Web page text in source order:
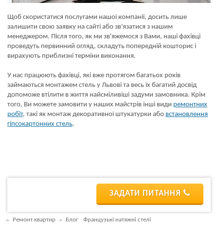
Щоб скористатися послугами нашої компанії, досить лише
залишити свою заявку на сайті або зв'язатися з нашим
менеджером. Після того, як ми зв'яжемося з Вами, наші фахівці
проведуть первинний огляд, складуть попередній кошторис і
вирахують приблизні терміни виконання.
У нас працюють фахівці, які вже протягом багатьох років
займаються монтажем стель у Львові та весь їх багатий досвід
допоможе втілити в життя найсміливіші задуми замовника. Крім
того, Ви можете замовити у наших майстрів інші види ремонтних
робіт, такі як монтаж декоративної штукатурки або встановлення
гіпсокартонних стель.
ЗАДАТИ ПИТАННЯ
Ремонт квартир Блог Французькі натяжні стелі